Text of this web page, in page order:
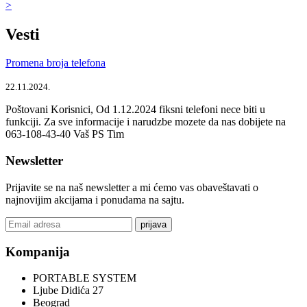
>
Vesti
Promena broja telefona
22.11.2024.
Poštovani Korisnici, Od 1.12.2024 fiksni telefoni nece biti u
funkciji. Za sve informacije i narudzbe mozete da nas dobijete na
063-108-43-40 Vaš PS Tim
Newsletter
Prijavite se na naš newsletter a mi ćemo vas obaveštavati o
najnovijim akcijama i ponudama na sajtu.
prijava
Kompanija
PORTABLE SYSTEM
Ljube Didića 27
Beograd